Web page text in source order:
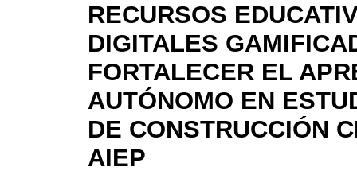
RECURSOS
DIGITALES
FORTALECER EL
AUTÓNOMO EN
DE CONSTRUCCIÓN
AIEP